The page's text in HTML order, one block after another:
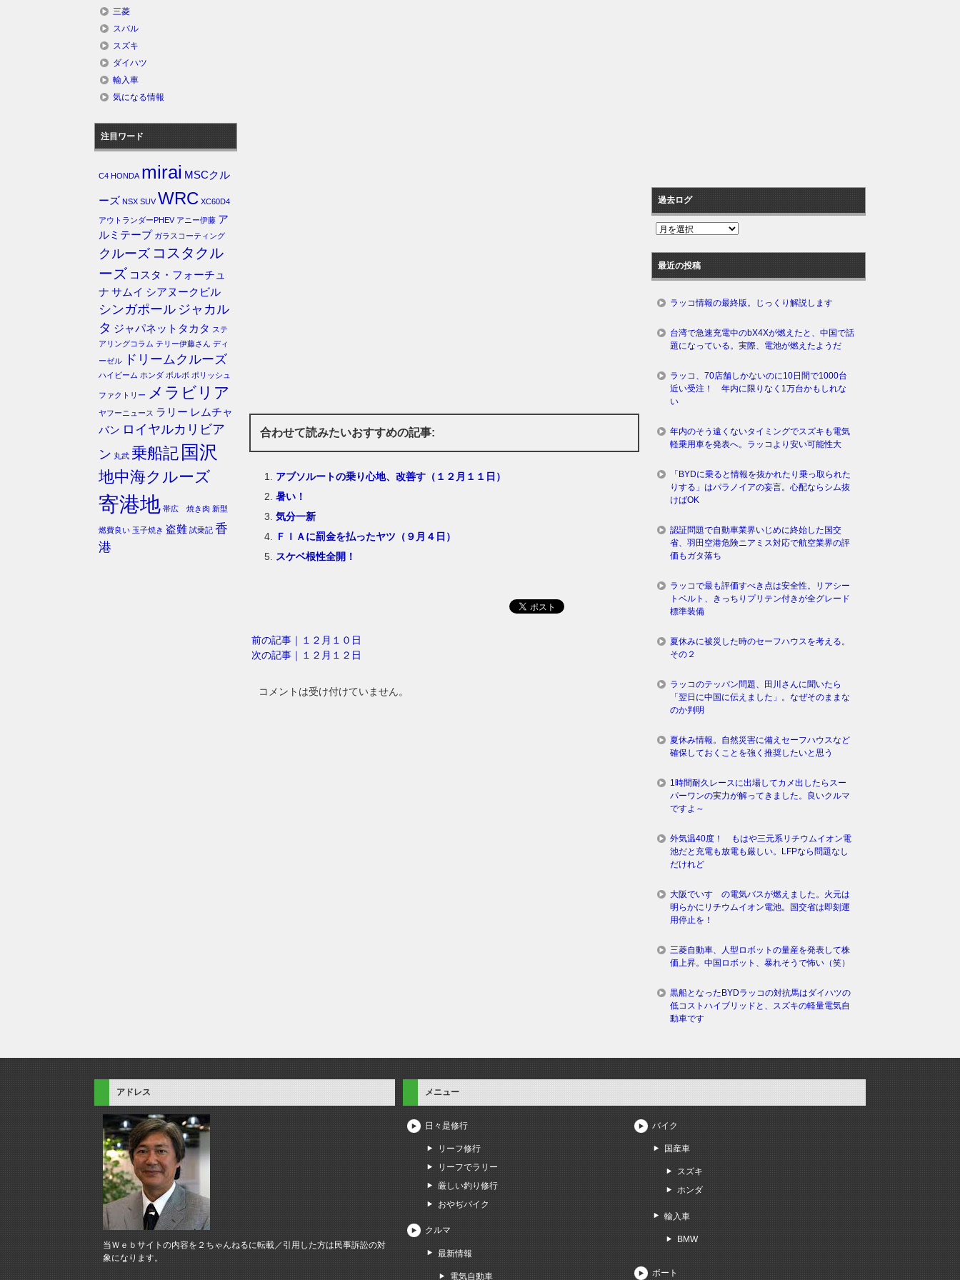
合わせて読みたいおすすめの記事:
アブソルートの乗り心地、改善す（１２月１１日）
暑い！
気分一新
ＦＩＡに罰金を払ったヤツ（９月４日）
スケベ根性全開！
前の記事｜１２月１０日
次の記事｜１２月１２日
コメントは受け付けていません。
三菱
スバル
スズキ
ダイハツ
輸入車
気になる情報
注目ワード
C4 HONDA mirai MSCクル
ーズ NSX SUV WRC XC60D4
アウトランダーPHEV アニー伊藤 ア
ルミテープ ガラスコーティング
クルーズ コスタクル
ーズ コスタ・フォーチュ
ナ サムイ シアヌークビル
シンガポール ジャカル
タ ジャパネットタカタ ステ
アリングコラム テリー伊藤さん ディ
ーゼル
ドリームクルーズ
ハイビーム ホンダ ボルボ ポリッシュ
ファクトリー メラビリア
ヤフーニュース ラリー レムチャ
バン ロイヤルカリビア
ン 丸武 乗船記 国沢
地中海クルーズ
寄港地 帯広 焼き肉 新型
燃費良い 玉子焼き 盗難 試乗記 香
港
過去ログ
過
ロ
グ
最近の投稿
ラッコ情報の最終版。じっくり解説します
台湾で急速充電中のbX4Xが燃えたと、中国で話
題になっている。実際、電池が燃えたようだ
ラッコ、70店舗しかないのに10日間で1000台
近い受注！ 年内に限りなく1万台かもしれな
い
年内のそう遠くないタイミングでスズキも電気
軽乗用車を発表へ。ラッコより安い可能性大
「BYDに乗ると情報を抜かれたり乗っ取られた
りする」はパラノイアの妄言。心配ならシム抜
けばOK
認証問題で自動車業界いじめに終始した国交
省、羽田空港危険ニアミス対応で航空業界の評
価もガタ落ち
ラッコで最も評価すべき点は安全性。リアシー
トベルト、きっちりプリテン付きが全グレード
標準装備
夏休みに被災した時のセーフハウスを考える。
その２
ラッコのテッパン問題、田川さんに聞いたら
「翌日に中国に伝えました」。なぜそのままな
のか判明
夏休み情報。自然災害に備えセーフハウスなど
確保しておくことを強く推奨したいと思う
1時間耐久レースに出場してカメ出したらスー
パーワンの実力が解ってきました。良いクルマ
ですよ～
外気温40度！ もはや三元系リチウムイオン電
池だと充電も放電も厳しい。LFPなら問題なし
だけれど
大阪でいすゞの電気バスが燃えました。火元は
明らかにリチウムイオン電池。国交省は即刻運
用停止を！
三菱自動車、人型ロボットの量産を発表して株
価上昇。中国ロボット、暴れそうで怖い（笑）
黒船となったBYDラッコの対抗馬はダイハツの
低コストハイブリッドと、スズキの軽量電気自
動車です
アドレス
当Ｗｅｂサイトの内容を２ちゃんねるに転載／引用した方は民事訴訟の対
象になります。
メニュー
日々是修行
リーフ修行
リーフでラリー
厳しい釣り修行
おやぢバイク
クルマ
最新情報
電気自動車
バイク
国産車
スズキ
ホンダ
輸入車
BMW
ボート